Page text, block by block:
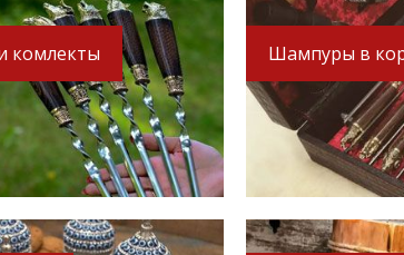
комлекты Шампуры в